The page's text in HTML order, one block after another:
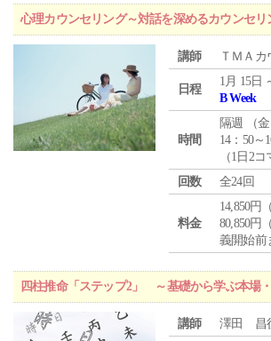
心理カウンセリング～対話を深めるカウンセ
講師 ＴＭＡカ
日程
1月 15日
B Week
時間
隔週 （金
14：50～
（1日2コ
回数
全24回
料金
14,850円
80,850円
義開始前
四柱推命「ステップ2」 ～基礎から学ぶ本場
講師
澤田 昌